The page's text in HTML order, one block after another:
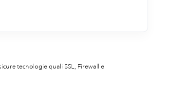
tecnologie quali SSL, Firewall e